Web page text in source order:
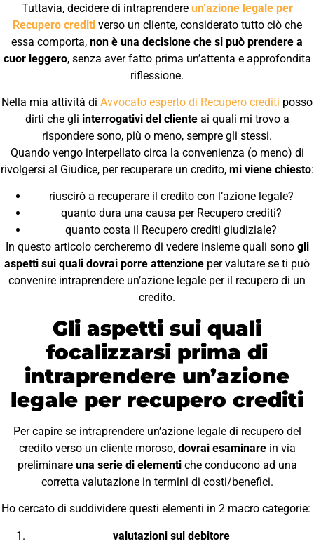
Tuttavia, decidere di intraprendere un’azione legale per
Recupero creditiverso un cliente, considerato tutto ciò che
essa comporta, non è una decisione che si può prendere a
cuor leggero, senza aver fatto prima un’attenta e approfondita
riflessione.
Nella mia attività di Avvocato esperto di Recupero crediti posso
dirti che gli interrogativi del clienteai quali mi trovo a
rispondere sono, più o meno, sempre gli stessi.
Quando vengo interpellato circa la convenienza (o meno) di
rivolgersi al Giudice, per recuperare un credito, mi viene chiesto:
riuscirò a recuperare il credito con l’azione legale?
quanto dura una causa per Recupero crediti?
quanto costa il Recupero crediti giudiziale?
In questo articolo cercheremo di vedere insieme quali sono gli
aspetti sui quali dovrai porre attenzione per valutare se ti può
convenire intraprendere un’azione legale per il recupero di un
credito.
Gli aspetti sui quali
focalizzarsi prima di
intraprendere un’azione
legale per recupero crediti
Per capire se intraprendere un’azione legale di recupero del
credito verso un cliente moroso, dovrai esaminarein via
preliminare una serie di elementiche conducono ad una
corretta valutazione in termini di costi/benefici.
Ho cercato di suddividere questi elementi in 2 macro categorie:
valutazioni sul debitore